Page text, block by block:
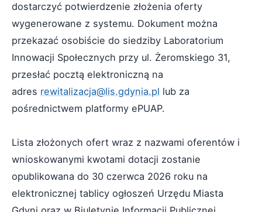
dostarczyć potwierdzenie złożenia oferty
wygenerowane z systemu. Dokument można
przekazać osobiście do siedziby Laboratorium
Innowacji Społecznych przy ul. Żeromskiego 31,
przesłać pocztą elektroniczną na
adres rewitalizacja@lis.gdynia.pl lub za
pośrednictwem platformy ePUAP.
Lista złożonych ofert wraz z nazwami oferentów i
wnioskowanymi kwotami dotacji zostanie
opublikowana do 30 czerwca 2026 roku na
elektronicznej tablicy ogłoszeń Urzędu Miasta